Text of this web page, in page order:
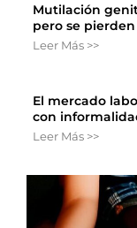
Mutilación
pero se
Leer Más >>
El mercado
con
Leer Más >>